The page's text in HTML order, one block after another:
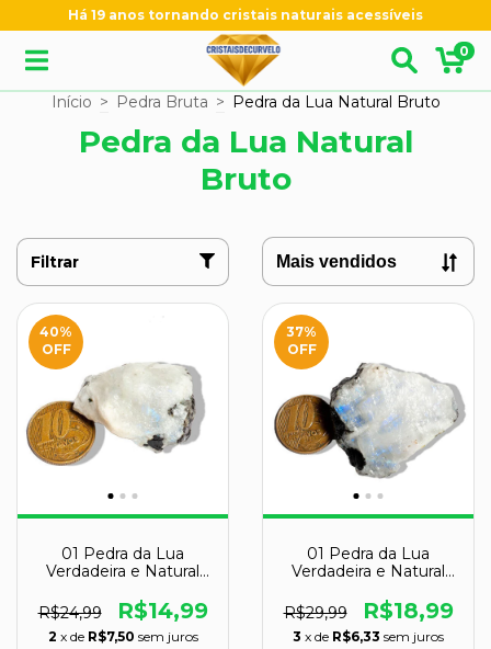
Há 19 anos tornando cristais naturais acessíveis
0
Início > Pedra Bruta > Pedra da Lua Natural Bruto
Pedra da Lua Natural
Bruto
Filtrar
40%
OFF
01 Pedra da Lua
Verdadeira e Natural
B
R$24,99 R$14,99
2 x de R$7,50 sem juros
37%
OFF
01 Pedra da Lua
Verdadeira e Natural
B
R$29,99 R$18,99
3 x de R$6,33 sem juros